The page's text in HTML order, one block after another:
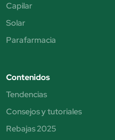
Capilar
Solar
Parafarmacia
Contenidos
Tendencias
Consejos y tutoriales
Rebajas 2025